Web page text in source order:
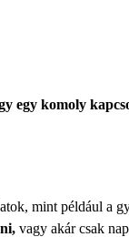
egy komoly
mint például a
vagy akár csak